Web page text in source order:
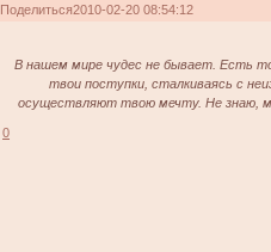
Поделиться2010-02-20 08:54:12
В нашем мире чудес не бывает. Есть
твои поступки, сталкиваясь с
осуществляют твою мечту. Не знаю,
0